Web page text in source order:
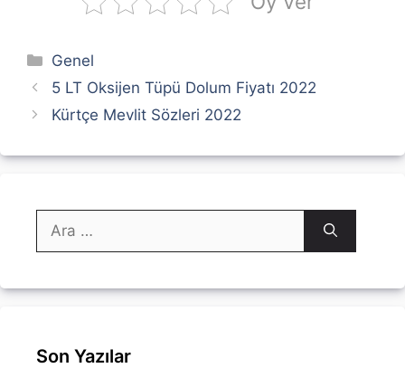
Kategoriler
Genel
5 LT Oksijen Tüpü Dolum Fiyatı 2022
Kürtçe Mevlit Sözleri 2022
için
Son Yazılar